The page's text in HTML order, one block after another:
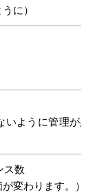
に）
いように管理が必
ス数
変わります。）